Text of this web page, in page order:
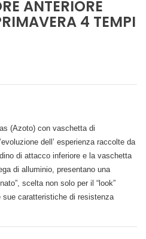
ANTERIORE
4 TEMPI
(Azoto) con vaschetta di
dell’ esperienza raccolte da
di attacco inferiore e la vaschetta
di alluminio, presentano una
scelta non solo per il “look”
caratteristiche di resistenza